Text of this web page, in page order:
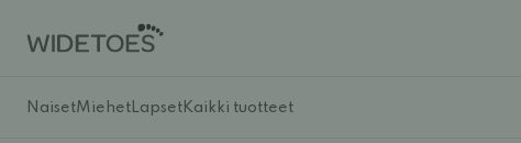
NaisetMiehet Lapset Kaikki tuotteet